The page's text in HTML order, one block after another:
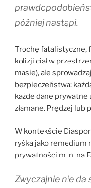
później nastąpi.
Trochę fatalistyczne,
kolizji ciał w
masie), ale
bezpieczeństwa:
każde dane prywatne
złamane. Prędzej lub
W kontekście
ryśka jako remedium
prywatności m.in. na
Zwyczajnie nie da